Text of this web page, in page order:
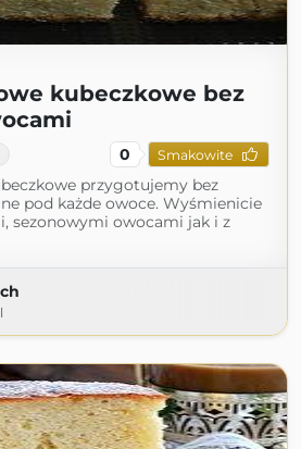
kubeczkowe bez
0 Smakowite
przygotujemy bez
pod każde owoce. Wyśmienicie
sezonowymi owocami jak i z